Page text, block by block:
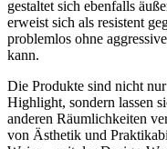
gestaltet sich ebenfalls
erweist sich als resistent
problemlos ohne
kann.
Die Produkte sind nicht
Highlight, sondern lassen
anderen Räumlichkeiten
von Ästhetik und